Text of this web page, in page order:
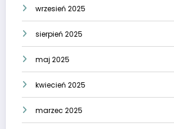
wrzesień 2025
sierpień 2025
maj 2025
kwiecień 2025
marzec 2025